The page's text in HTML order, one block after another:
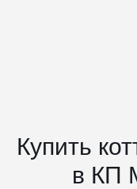
Купить
в КП